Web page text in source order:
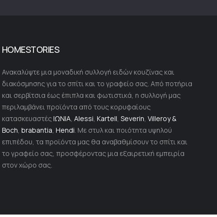
HOMESTORIES
Ανακαλύψτε μια μοναδική συλλογή ειδών κουζίνας και
διακόσμησης για το σπίτι και το γραφείο σας. Από ποτήρια
και σερβίτσια έως έπιπλα και φωτιστικά, η συλλογή μας
περιλαμβάνει προϊόντα από τους κορυφαίους
κατασκευαστέςΙΩΝΙΑ, Alessi, Kartell, Severin, Villeroy &
Boch, brabantia, Hendi. Με στυλ και ποιότητα υψηλού
επιπέδου, τα προϊόντα μας θα αναβαθμίσουν το σπίτι και
το γραφείο σας, προσφέροντας μια εξαιρετική εμπειρία
στον χώρο σας.